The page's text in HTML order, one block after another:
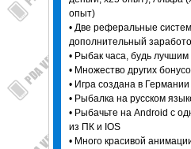
опыт)
• Две реферальные
дополнительный
• Рыбак часа, будь
• Множество других
• Игра создана в Германии
• Рыбалка на русском
• Рыбачьте на Android с
из ПК и IOS
• Много красивой